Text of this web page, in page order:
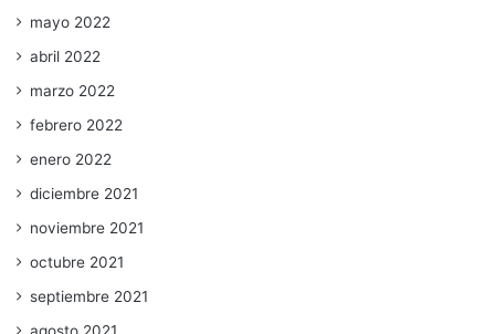
mayo 2022
abril 2022
marzo 2022
febrero 2022
enero 2022
diciembre 2021
noviembre 2021
octubre 2021
septiembre 2021
agosto 2021